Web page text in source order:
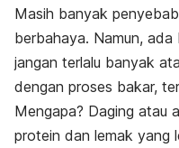
Masih banyak
berbahaya. Namun,
jangan terlalu banyak
dengan proses bakar,
Mengapa? Daging atau
protein dan lemak yang